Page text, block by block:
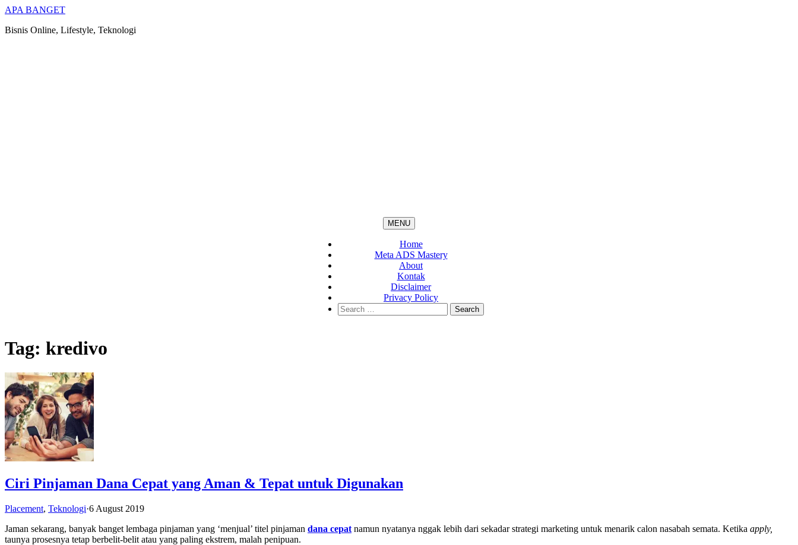
Skip
content
APA BANGET
Bisnis Online, Lifestyle, Teknologi
MENU
Home
Meta ADS Mastery
About
Kontak
Disclaimer
Privacy Policy
Search
for:
Tag: kredivo
Ciri Pinjaman Dana Cepat yang Aman & Tepat untuk Digunakan
Placement, Teknologi·6 August 2019
Jaman sekarang, banyak banget lembaga pinjaman yang ‘menjual’ titel pinjaman dana cepat namun nyatanya nggak lebih dari sekadar strategi marketing untuk menarik calon nasabah semata. Ketika apply,
taunya prosesnya tetap berbelit-belit atau yang paling ekstrem, malah penipuan.